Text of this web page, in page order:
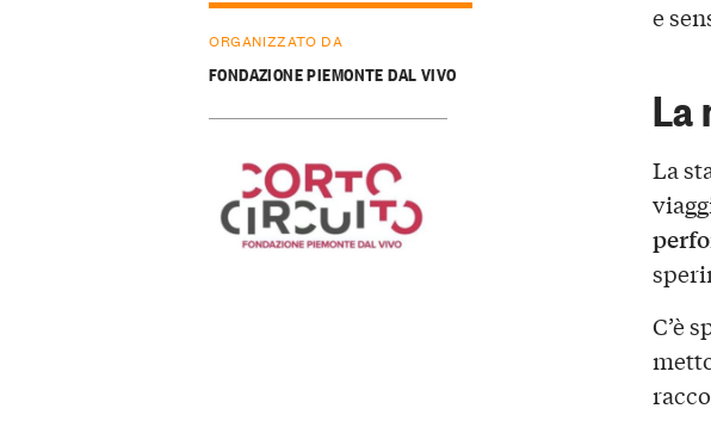
e
La
La
C’è
ORGANIZZATO DA
FONDAZIONE PIEMONTE DAL VIVO